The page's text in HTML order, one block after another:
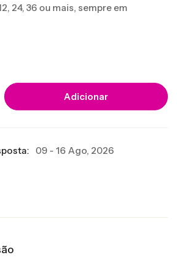
24, 36 ou mais, sempre em
Adicionar
09 - 16 Ago, 2026